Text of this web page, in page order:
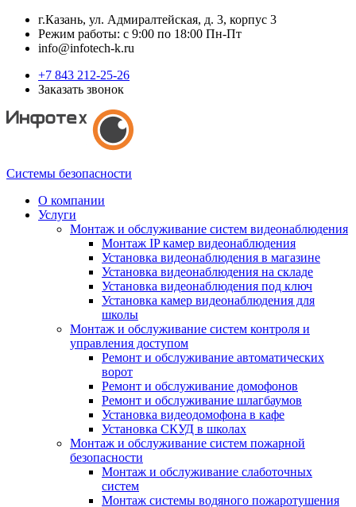
г.Казань, ул. Адмиралтейская, д. 3, корпус 3
Режим работы: с 9:00 по 18:00 Пн-Пт
info@infotech-k.ru
+7 843 212-25-26
Заказать звонок
Системы безопасности
О компании
Услуги
Монтаж и обслуживание систем видеонаблюдения
Монтаж IP камер видеонаблюдения
Установка видеонаблюдения в магазине
Установка видеонаблюдения на складе
Установка видеонаблюдения под ключ
Установка камер видеонаблюдения для
школы
Монтаж и обслуживание систем контроля и
управления доступом
Ремонт и обслуживание автоматических
ворот
Ремонт и обслуживание домофонов
Ремонт и обслуживание шлагбаумов
Установка видеодомофона в кафе
Установка СКУД в школах
Монтаж и обслуживание систем пожарной
безопасности
Монтаж и обслуживание слаботочных
систем
Монтаж системы водяного пожаротушения